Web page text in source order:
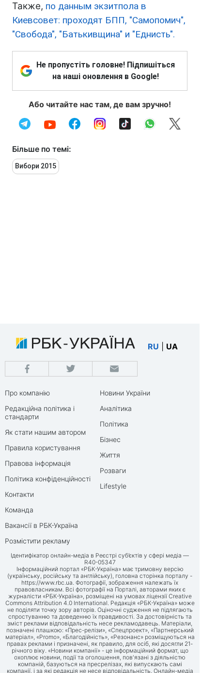
Также, по данным экзитпола в
Киевсовет: проходят БПП, "Самопомич",
"Свобода", "Батькивщина" и "Еднисть".
Не пропустіть головне! Підпишіться
на наші оновлення в Google!
Або читайте нас там, де вам зручно!
Більше по темі:
Вибори 2015
RU UA
Про компанію
Редакційна політика і
стандарти
Як стати нашим автором
Правила користування
Правова інформація
Політика конфіденційності
Контакти
Команда
Вакансії в РБК-Україна
Розмістити рекламу
Новини України
Аналітика
Політика
Бізнес
Життя
Розваги
Lifestyle
Ідентифікатор онлайн-медіа в Реєстрі суб’єктів у сфері медіа —
R40-05347
Інформаційний портал «РБК-Україна» має тримовну версію
(українську, російську та англійську), головна сторінка порталу -
https://www.rbc.ua. Фотографії, зображення належать їх
правовласникам. Всі фотографії на Порталі, авторами яких є
журналісти «РБК-Україна», розміщені на умовах ліцензії Creative
Commons Attribution 4.0 International. Редакція «РБК-Україна» може
не поділяти точку зору авторів. Оціночні судження не підлягають
спростуванню та доведенню їх правдивості. За достовірність та
зміст реклами відповідальність несе рекламодавець. Матеріали,
позначені плашкою: «Прес-релізи», «Спецпроект», «Партнерський
матеріал», «Promo», «Благодійність», «Резонанс» розміщуються на
правах реклами і призначені, як правило, для осіб, які досягли 21-
річного віку. «Новини компанії» - це інформаційний формат, що
охоплює новини, події та оголошення, пов'язані з діяльністю
компаній, базуються на пресрелізах, які випускають самі
компанії, і за які редакція не несе відповідальність. Онлайн-медіа